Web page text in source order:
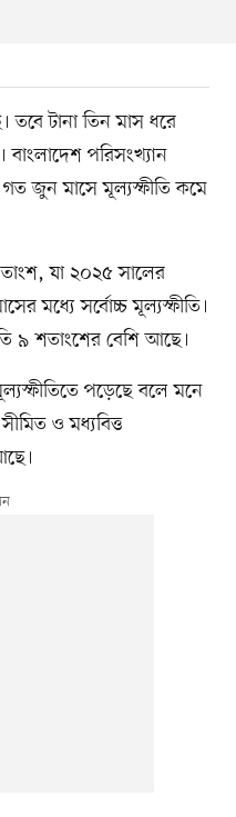
তবে টানা তিন মাস ধরে
পরিসংখ্যান
গত জুন মাসে মূল্যস্ফীতি কমে
যা ২০২৫ সালের
মধ্যে সর্বোচ্চ মূল্যস্ফীতি।
৯ শতাংশের বেশি আছে।
পড়েছে বলে মনে
ও মধ্যবিত্ত